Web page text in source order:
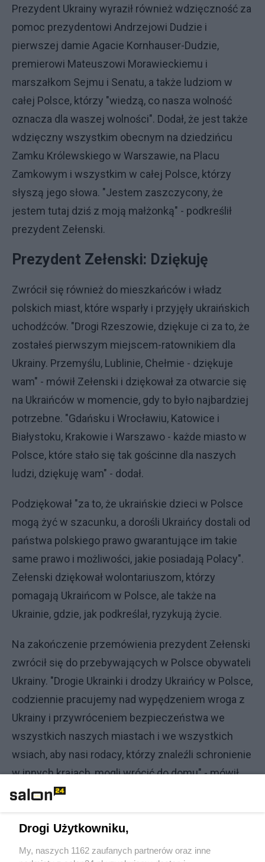
Prezydent Ukrainy wyraził również wdzięczność za
pomoc prezydentowi Andrzejowi Dudzie i
pierwszej damie Agacie Kornhauser-Dudzie,
premierowi Mateuszowi Morawieckiemu i
marszałkom Sejmu i Senatu, a także ludziom w
całej Polsce, którzy "wiedzą, co nasza wolność
oznacza dla waszej wolności". Dodał, że jest także
wdzięczny wszystkim obecnym na dziedzińcu
Zamku Królewskiego w Warszawie, na Placu
Zamkowym i wszystkim w całej Polsce, którzy
słyszą jego słowa. "Jestem zaszczycony, że
jestem tutaj dziś z moją małżonką" - podkreślił
prezydent Zełenski.
Prezydent Zełenski: Dziękuję
Zwrócił się również do mieszkańców i władz
polskich miast, które wsparły i przyjęły ukraińskich
uchodźców. "Drogi Rzeszowie, dziękuje ci za to, że
zostałeś pierwszym miejscem-ratownikiem dla
Ukrainy. Przemyślu, Lublinie, Chełmie - dziękuje
wam" - mówił Zełenski i dziękował za otwarcie się
na Ukraińców w momencie, gdy to było najbardziej
potrzebne. "Gdańsku i Wrocławiu, Katowice i
Białystoku, Krakowie i Warszawo - każde miasto w
Polsce, które stało się tak gościnne dla naszych
ludzi, dziękuję wam" - dodał.
Podziękował "za to, że ukraińskie dzieci w Polsce
mogą żyć w szacunku, a dorośli Ukraińcy dostali od
państwa polskiego prawo gwarantujące im takie
same prawo i możliwości, jakie posiadają Polacy".
Zełenski dziękował wolontariuszom, którzy
pomagają Ukraińcom w Polsce, ale także na
Ukrainie, gdzie, jak podkreślał, ryzykują życie.
Na zakończenie przemówienia prezydent Zełenski
zwrócił się do przebywających w Polsce obywateli
Ukrainy. "Drogie Ukrainki i drodzy Ukraińcy w Polsce,
codziennie pracujemy nad wypędzeniem wroga z
Ukrainy i przywróceniem bezpieczeństwa we
wszystkich naszych miastach i we wszystkich
wsiach, aby nasi rodacy, którzy znaleźli schronienie
w innych krajach, mogli wrócić do domu" - mówił
ukraiński prezydent.
Zełenski dodał, że jest wdzięczny wszystkim,
drodzy Europejczycy, życzę wam wesołych
Drogi Użytkowniku,
My, naszych 1162 zaufanych partnerów oraz inne